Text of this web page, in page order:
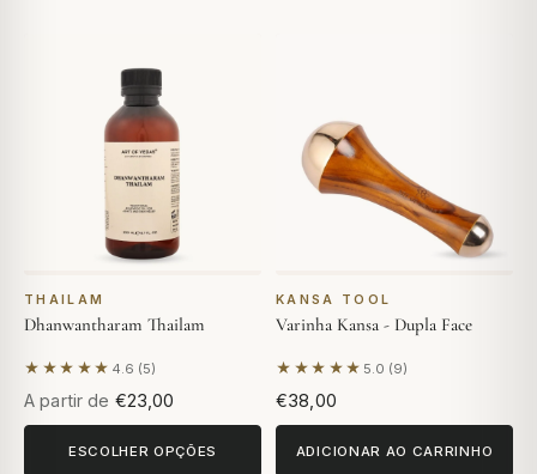
THAILAM
Dhanwantharam Thailam
★★★★★ 4.6 (5)
Com base em 5 avaliações
A partir de €23,00
ESCOLHER OPÇÕES
KANSA TOOL
Varinha Kansa - Dupla Face
★★★★★ 5.0 (9)
Com base em 9 avaliações
€38,00
ADICIONAR AO CARRINHO